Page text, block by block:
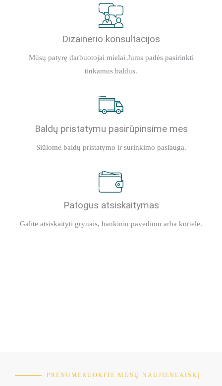
Dizainerio konsultacijos
Mūsų patyrę darbuotojai mielai Jums padės pasirinkti
tinkamus baldus.
Baldų pristatymu pasirūpinsime mes
Siūlome baldų pristatymo ir surinkimo paslaugą.
Patogus atsiskaitymas
Galite atsiskaityti grynais, bankiniu pavedimu arba kortele.
PRENUMERUOKITE MŪSŲ NAUJIENLAIŠKĮ